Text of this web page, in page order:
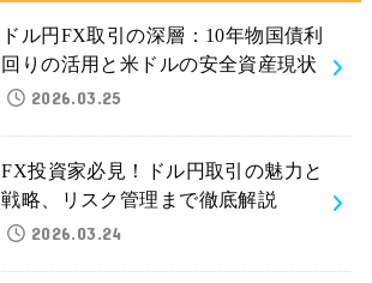
ドル円FX取引の深層：10年物国債利
回りの活用と米ドルの安全資産現状
2026.03.25
FX投資家必見！ドル円取引の魅力と
戦略、リスク管理まで徹底解説
2026.03.24